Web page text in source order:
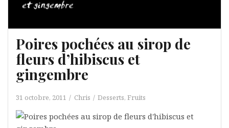
Poires pochées au sirop de
fleurs d’hibiscus et
gingembre
31 octobre, 2011 Chris Desserts, Fruits